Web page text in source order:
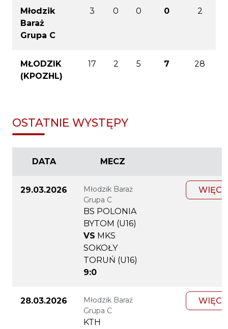
Młodzik
Baraż
Grupa C
3 0 0 0 2
MŁODZIK
(KPOZHL)
17 2 5 7 28
OSTATNIE WYSTĘPY
DATA MECZ
29.03.2026
Młodzik Baraż
Grupa C
BS POLONIA
BYTOM (U16)
VS MKS
SOKOŁY
TORUŃ (U16)
9:0
28.03.2026
Młodzik Baraż
Grupa C
KTH